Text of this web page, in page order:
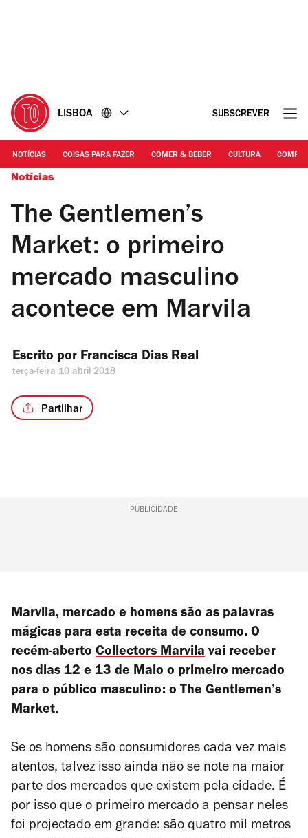
LISBOA SUBSCREVER
NOTÍCIAS COISAS PARA FAZER COMER & BEBER CULTURA
Notícias
The Gentlemen’s
Market: o primeiro
mercado masculino
acontece em Marvila
Escrito por Francisca Dias Real
terça-feira 10 abril 2018
Partilhar
PUBLICIDADE
Marvila, mercado e homens são as palavras
mágicas para esta receita de consumo. O
recém-aberto Collectors Marvila vai receber
nos dias 12 e 13 de Maio o primeiro mercado
para o público masculino: o The Gentlemen’s
Market.
Se os homens são consumidores cada vez mais
atentos, talvez isso ainda não se note na maior
parte dos mercados que existem pela cidade. É
por isso que o primeiro mercado a pensar neles
foi projectado em grande: são quatro mil metros